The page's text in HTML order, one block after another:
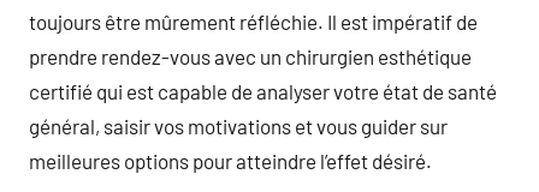
toujours être mûrement réfléchie. Il est impératif de
prendre rendez-vous avec un chirurgien esthétique
certifié qui est capable de analyser votre état de santé
général, saisir vos motivations et vous guider sur
meilleures options pour atteindre l’effet désiré.